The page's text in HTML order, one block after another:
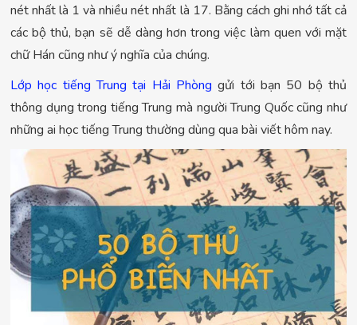
nét nhất là 1 và nhiều nét nhất là 17. Bằng cách ghi nhớ tất cả
các bộ thủ, bạn sẽ dễ dàng hơn trong việc làm quen với mặt
chữ Hán cũng như ý nghĩa của chúng.
Lớp học tiếng Trung tại Hải Phòng gửi tới bạn 50 bộ thủ
thông dụng trong tiếng Trung mà người Trung Quốc cũng như
những ai học tiếng Trung thường dùng qua bài viết hôm nay.